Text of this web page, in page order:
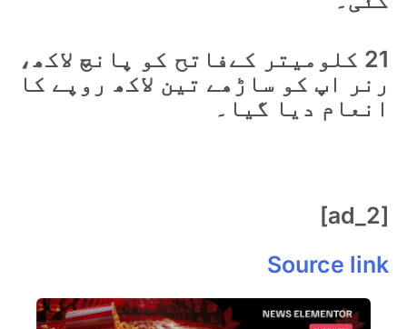
21 کلومیتر کےفاتح کو پانچ لاکھ،
رنر اپ کو ساڑھے تین لاکھ روپے کا
انعام دیا گیا۔
[ad_2]
Source link